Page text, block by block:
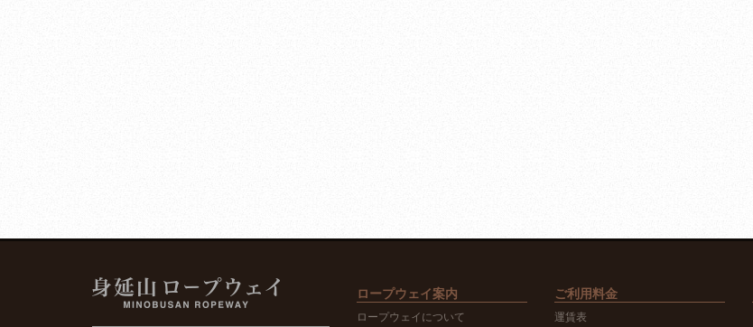
ロープウェイ案内
ロープウェイについて
ご利用料金
運賃表